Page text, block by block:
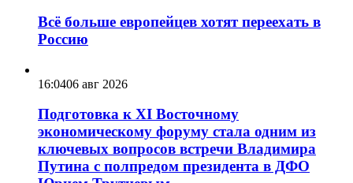
Всё больше европейцев хотят переехать в
Россию
16:0406 авг 2026
Подготовка к XI Восточному
экономическому форуму стала одним из
ключевых вопросов встречи Владимира
Путина с полпредом президента в ДФО